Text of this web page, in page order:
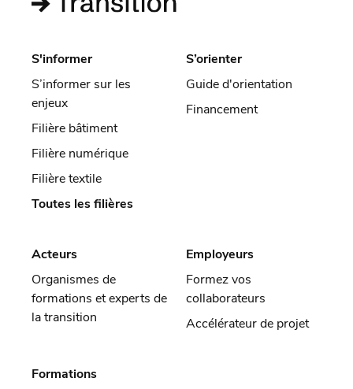
S'informer
S’informer sur les
enjeux
Filière bâtiment
Filière numérique
Filière textile
Toutes les filières
S’orienter
Guide d'orientation
Financement
Acteurs
Organismes de
formations et experts de
la transition
Employeurs
Formez vos
collaborateurs
Accélérateur de projet
Formations